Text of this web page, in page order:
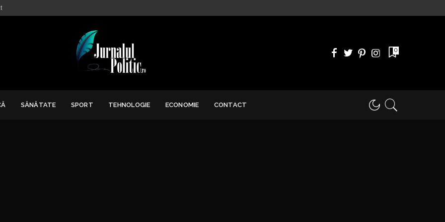
0
SĂNĂTATE SPORT TEHNOLOGIE ECONOMIE CONTACT